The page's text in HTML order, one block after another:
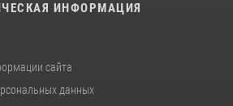
ИНФОРМАЦИЯ
сайта
данных